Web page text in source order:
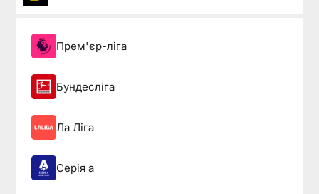
Прем'єр-ліга
Бундесліга
Ла Ліга
Серія а